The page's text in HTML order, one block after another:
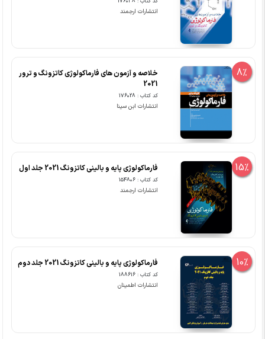
انتشارات ارجمند
8%
خلاصه و آزمون های فارماکولوژی کاتزونگ و ترور
2021
کد کتاب : 176028
انتشارات ابن سینا
15% فارماکولوژی پایه و بالینی کاتزونگ 2021 جلد اول
کد کتاب : 154806
انتشارات ارجمند
10% فارماکولوژی پایه و بالینی کاتزونگ 2021 جلد دوم
کد کتاب : 188616
انتشارات اطمینان